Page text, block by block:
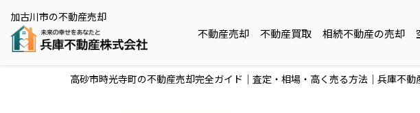
加古川市の不動産売却
不動産売却 不動産買取 相続不動産の売却
高砂市時光寺町の不動産売却完全ガイド｜査定・相場・高く売る方法｜兵庫不動